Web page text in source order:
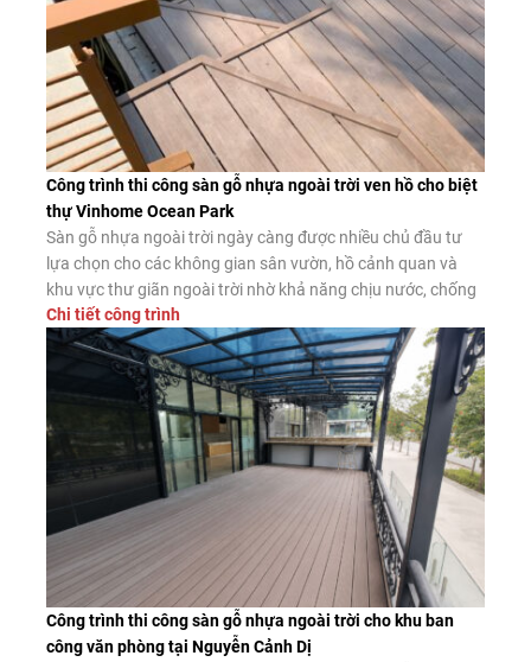
Công trình thi công sàn gỗ nhựa ngoài trời ven hồ cho biệt
thự Vinhome Ocean Park
Sàn gỗ nhựa ngoài trời ngày càng được nhiều chủ đầu tư
lựa chọn cho các không gian sân vườn, hồ cảnh quan và
khu vực thư giãn ngoài trời nhờ khả năng chịu nước, chống
mối mọt và độ bền vượt trội. Dưới đây là công trình thực tế
thi công sàn gỗ nhựa […]
Chi tiết công trình
Công trình thi công sàn gỗ nhựa ngoài trời cho khu ban
công văn phòng tại Nguyễn Cảnh Dị